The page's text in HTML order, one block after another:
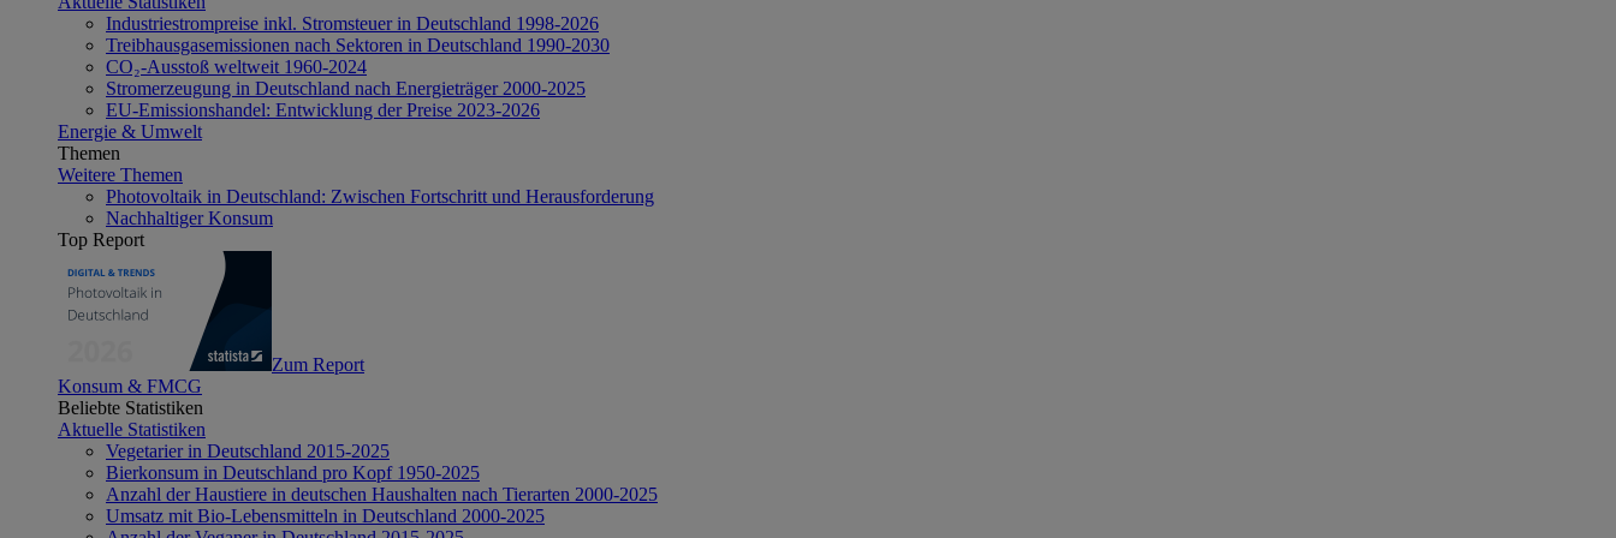
Industriestrompreise inkl. Stromsteuer in Deutschland 1998-2026
Treibhausgasemissionen nach Sektoren in Deutschland 1990-2030
CO₂-Ausstoß weltweit 1960-2024
Stromerzeugung in Deutschland nach Energieträger 2000-2025
EU-Emissionshandel: Entwicklung der Preise 2023-2026
Energie & Umwelt
Themen
Weitere Themen
Photovoltaik in Deutschland: Zwischen Fortschritt und Herausforderung
Nachhaltiger Konsum
Top Report
Zum Report
Konsum & FMCG
Beliebte Statistiken
Aktuelle Statistiken
Vegetarier in Deutschland 2015-2025
Bierkonsum in Deutschland pro Kopf 1950-2025
Anzahl der Haustiere in deutschen Haushalten nach Tierarten 2000-2025
Umsatz mit Bio-Lebensmitteln in Deutschland 2000-2025